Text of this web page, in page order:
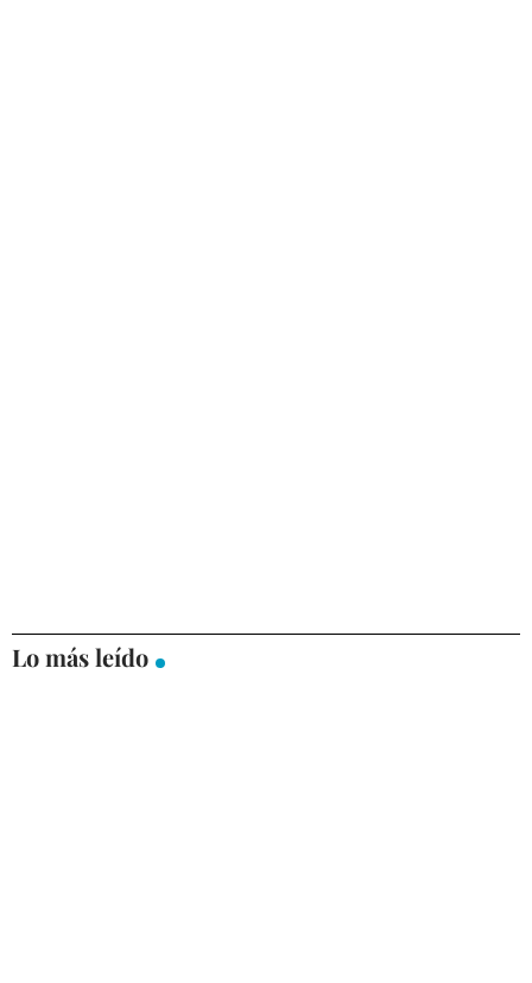
Lo más leído